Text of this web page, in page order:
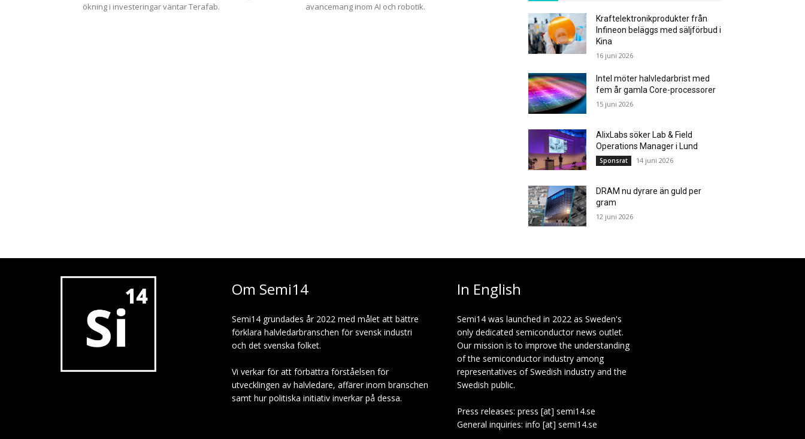
ökning i investeringar väntar Terafab.
avancemang inom AI och robotik.
Kraftelektronikprodukter från
Infineon beläggs med säljförbud i
Kina
16 juni 2026
Intel möter halvledarbrist med
fem år gamla Core-processorer
15 juni 2026
AlixLabs söker Lab & Field
Operations Manager i Lund
Sponsrat 14 juni 2026
DRAM nu dyrare än guld per
gram
12 juni 2026
Om Semi14
Semi14 grundades år 2022 med målet att bättre
förklara halvledarbranschen för svensk industri
och det svenska folket.
Vi verkar för att förbättra förståelsen för
utvecklingen av halvledare, affärer inom branschen
samt hur politiska initiativ inverkar på dessa.
In English
Semi14 was launched in 2022 as Sweden's
only dedicated semiconductor news outlet.
Our mission is to improve the understanding
of the semiconductor industry among
representatives of Swedish industry and the
Swedish public.
Press releases: press [at] semi14.se
General inquiries: info [at] semi14.se